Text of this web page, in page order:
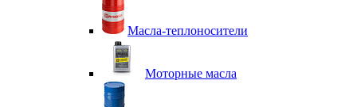
Масла-теплоносители
Моторные масла